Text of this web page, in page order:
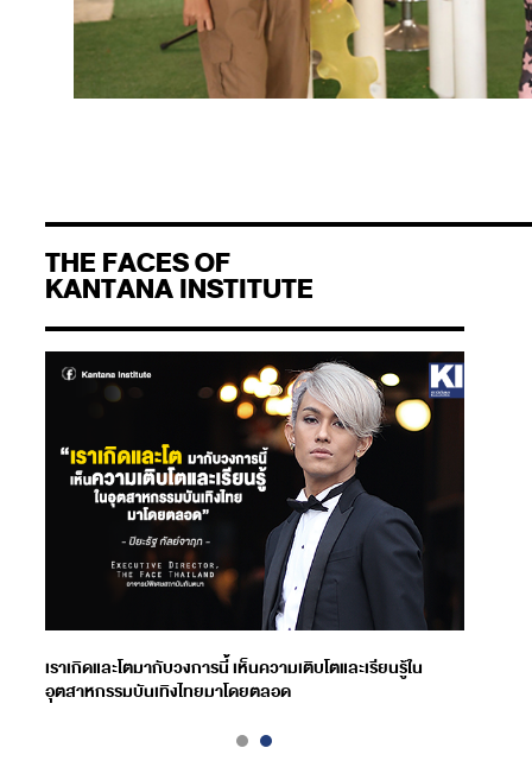
THE FACES OF
KANTANA INSTITUTE
เราเกิดและโตมากับวงการนี้ เห็นความเติบโตและเรียนรู้ใน
อุตสาหกรรมบันเทิงไทยมาโดยตลอด